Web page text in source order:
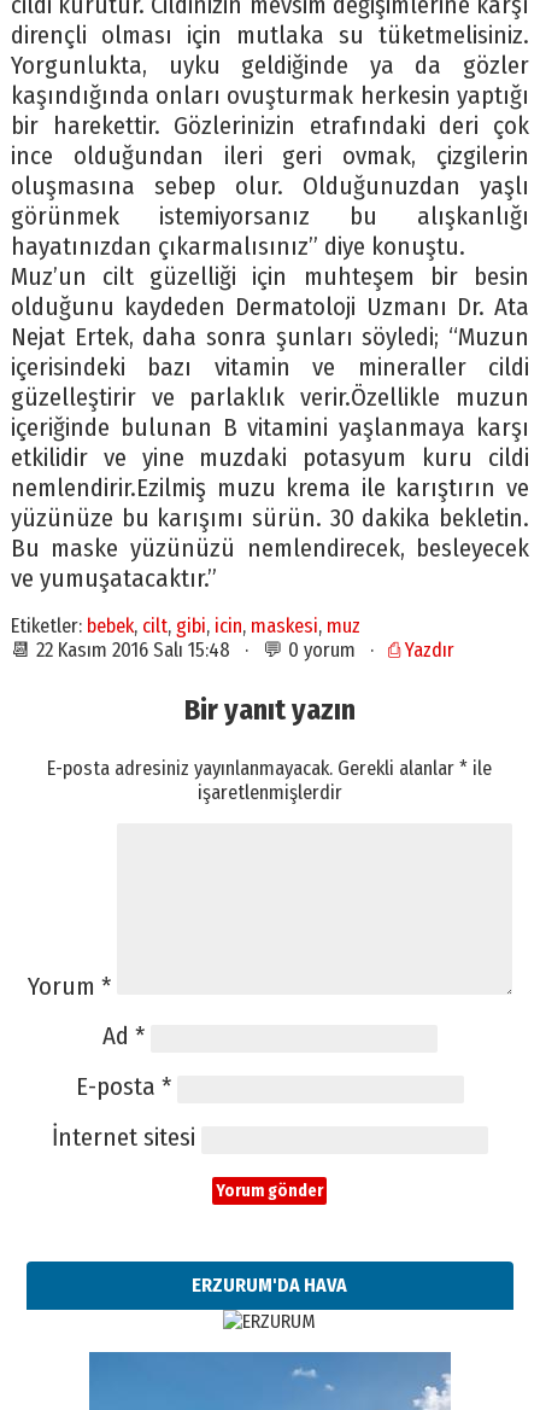
dirençli olması için mutlaka su tüketmelisiniz.
Yorgunlukta, uyku geldiğinde ya da gözler
kaşındığında onları ovuşturmak herkesin yaptığı
bir harekettir. Gözlerinizin etrafındaki deri çok
ince olduğundan ileri geri ovmak, çizgilerin
oluşmasına sebep olur. Olduğunuzdan yaşlı
görünmek istemiyorsanız bu alışkanlığı
hayatınızdan çıkarmalısınız” diye konuştu.
Muz’un cilt güzelliği için muhteşem bir besin
olduğunu kaydeden Dermatoloji Uzmanı Dr. Ata
Nejat Ertek, daha sonra şunları söyledi; “Muzun
içerisindeki bazı vitamin ve mineraller cildi
güzelleştirir ve parlaklık verir.Özellikle muzun
içeriğinde bulunan B vitamini yaşlanmaya karşı
etkilidir ve yine muzdaki potasyum kuru cildi
nemlendirir.Ezilmiş muzu krema ile karıştırın ve
yüzünüze bu karışımı sürün. 30 dakika bekletin.
Bu maske yüzünüzü nemlendirecek, besleyecek
ve yumuşatacaktır.”
Etiketler: bebek, cilt, gibi, icin, maskesi, muz
📆 22 Kasım 2016 Salı 15:48 · 💬 0 yorum · ⎙ Yazdır
Bir yanıt yazın
E-posta adresiniz yayınlanmayacak. Gerekli alanlar* ile
işaretlenmişlerdir
Yorum *
Ad *
E-posta *
İnternet sitesi
ERZURUM'DA HAVA